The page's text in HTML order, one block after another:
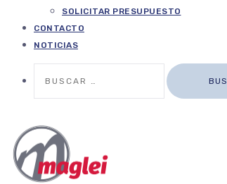
SOLICITAR PRESUPUESTO
CONTACTO
NOTICIAS